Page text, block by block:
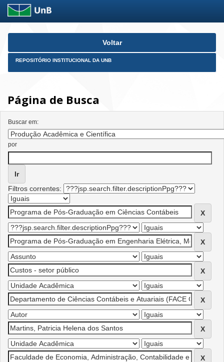
Skip
Voltar
REPOSITÓRIO INSTITUCIONAL DA UNB
Página de Busca
Buscar em:
por
Filtros correntes: